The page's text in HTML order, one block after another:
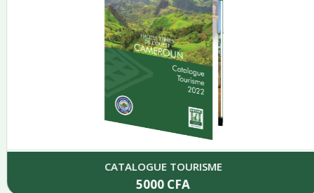
CATALOGUE TOURISME
5000CFA